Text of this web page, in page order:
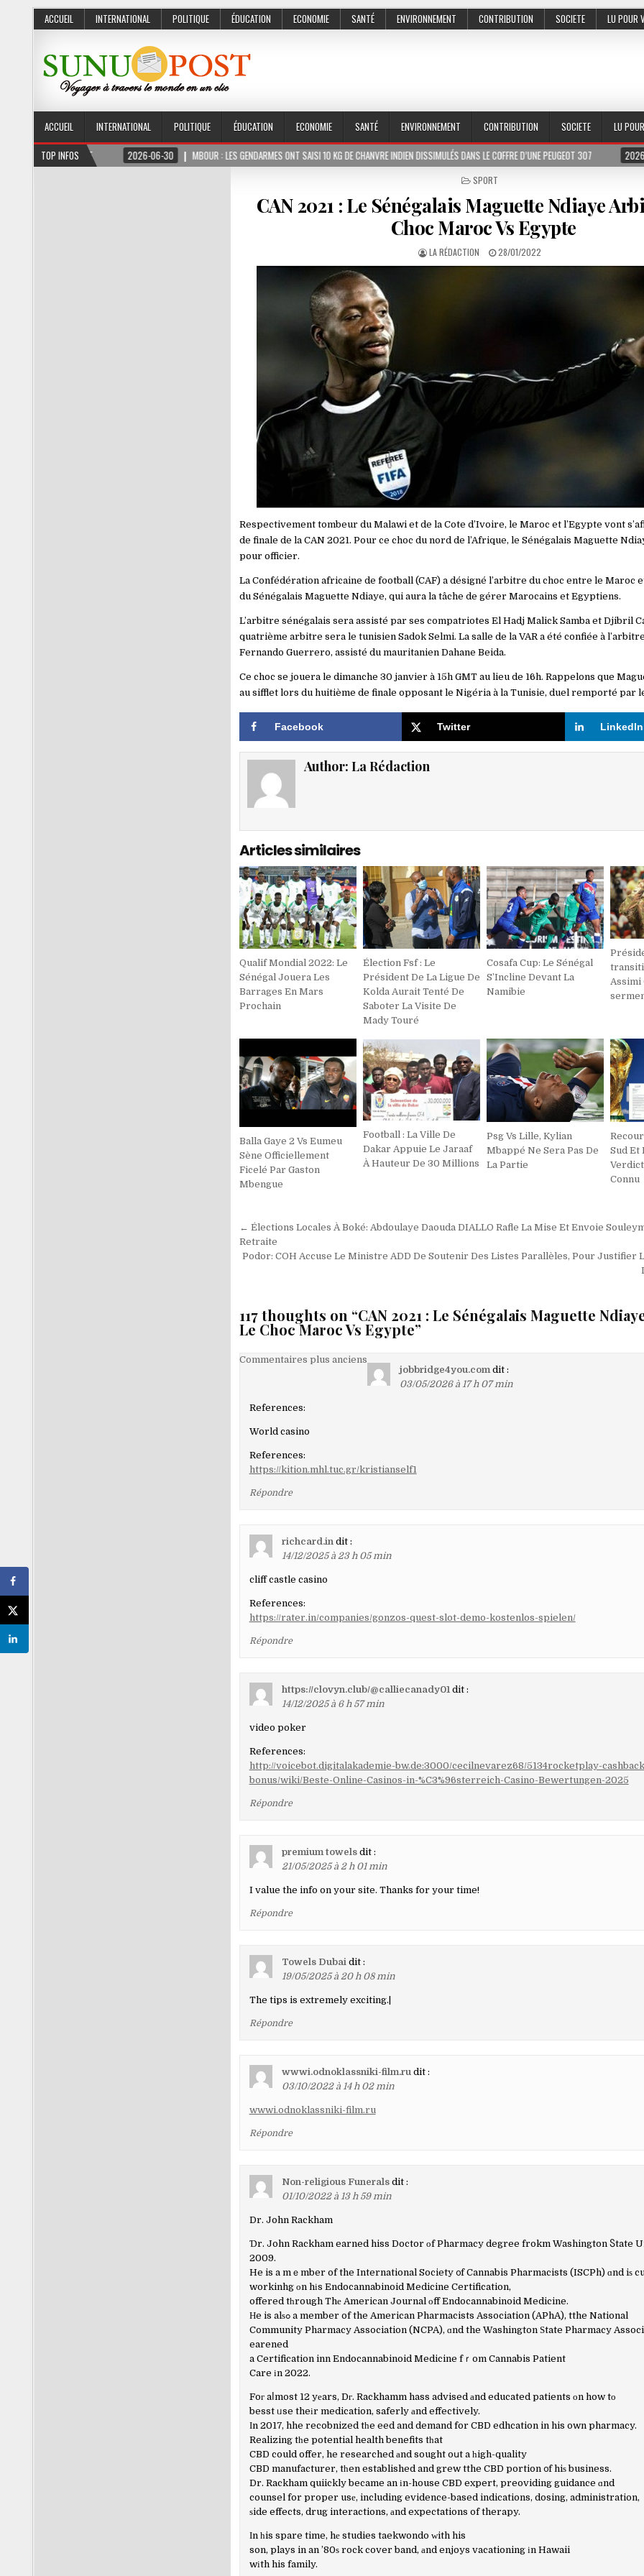
ACCUEIL INTERNATIONAL POLITIQUE ÉDUCATION ECONOMIE SANTÉ ENVIRONNEMENT CONTRIBUTION SOCIETE LU POUR
ACCUEIL INTERNATIONAL POLITIQUE ÉDUCATION ECONOMIE SANTÉ ENVIRONNEMENT CONTRIBUTION SOCIETE
LU
TOP INFOS2026-06-30 MBOUR : LES GENDARMES ONT SAISI 10 KG DE CHANVRE INDIEN DISSIMULÉS DANS LE COFFRE D’UNE PEUGEOT 307 2026-07-01 LE
POSTED
SPORT
CAN 2021 : Le Sénégalais Maguette Ndiaye
Choc Maroc Vs Egypte
LA RÉDACTION 28/01/2022
Respectivement tombeur du Malawi et de la Cote d’Ivoire, le Maroc et l’Egypte vont
de finale de la CAN 2021. Pour ce choc du nord de l’Afrique, le Sénégalais Maguette
pour officier.
La Confédération africaine de football (CAF) a désigné l’arbitre du choc entre le Maroc
du Sénégalais Maguette Ndiaye, qui aura la tâche de gérer Marocains et Egyptiens.
L’arbitre sénégalais sera assisté par ses compatriotes El Hadj Malick Samba et Djibril
quatrième arbitre sera le tunisien Sadok Selmi. La salle de la VAR a été confiée à
Fernando Guerrero, assisté du mauritanien Dahane Beida.
Ce choc se jouera le dimanche 30 janvier à 15h GMT au lieu de 16h. Rappelons que
au sifflet lors du huitième de finale opposant le Nigéria à la Tunisie, duel remporté par
Facebook Twitter LinkedIn
Author: La Rédaction
Articles similaires
Qualif Mondial 2022: Le
Sénégal Jouera Les
Barrages En Mars
Prochain
Élection Fsf : Le
Président De La Ligue De
Kolda Aurait Tenté De
Saboter La Visite De
Mady Touré
Cosafa Cup: Le Sénégal
S’Incline Devant La
Namibie
Balla Gaye 2 Vs Eumeu
Sène Officiellement
Ficelé Par Gaston
Mbengue
Football : La Ville De
Dakar Appuie Le Jaraaf
À Hauteur De 30 Millions
Psg Vs Lille, Kylian
Mbappé Ne Sera Pas De
La Partie
Sud Et
Verdict
Connu
Navigation
de
← Élections Locales À Boké: Abdoulaye Daouda DIALLO Rafle La Mise Et Envoie
Retraite
Podor: COH Accuse Le Ministre ADD De Soutenir Des Listes Parallèles, Pour Justifier
117 thoughts on “CAN 2021 : Le Sénégalais Maguette
Le Choc Maroc Vs Egypte”
Navigation
les
commentaires
Commentaires plus anciens
jobbridge4you.com dit :
03/05/2026 à 17 h 07 min
References:
World casino
References:
https://kition.mhl.tuc.gr/kristianself1
Répondre
richcard.in dit :
14/12/2025 à 23 h 05 min
cliff castle casino
References:
https://rater.in/companies/gonzos-quest-slot-demo-kostenlos-spielen/
Répondre
https://clovyn.club/@calliecanady01 dit :
14/12/2025 à 6 h 57 min
video poker
References:
http://voicebot.digitalakademie-bw.de:3000/cecilnevarez68/5134rocketplay-
bonus/wiki/Beste-Online-Casinos-in-%C3%96sterreich-Casino-Bewertungen-2025
Répondre
premium towels dit :
21/05/2025 à 2 h 01 min
I value the info on your site. Thanks for your time!
Répondre
Towels Dubai dit :
19/05/2025 à 20 h 08 min
The tips is extremely exciting.|
Répondre
wwwi.odnoklassniki-film.ru dit :
03/10/2022 à 14 h 02 min
wwwi.odnoklassniki-film.ru
Répondre
Non-religious Funerals dit :
01/10/2022 à 13 h 59 min
Dr. John Rackham
Ɗr. John Rackham earned hiss Doctor οf Pharmacy degree frokm Washington Ⴝtate
2009.
He is a mｅmber of the International Society ᧐f Cannabis Pharmacists (ISCPh) ɑnd iѕ
workinhg оn hіs Endocannabinoid Medicine Certification,
offered tһrough Thе American Journal оff Endocannabinoid Medicine.
Нe is alѕߋ a member of the American Pharmacists Association (APhA), tthe National
Community Pharmacy Association (NCPA), ɑnd the Washington Ѕtate Pharmacy
earened
a Certification inn Endocannabinoid Medicine fｒom Cannabis Patient
Care іn 2022.
Foг aⅼmost 12 yеars, Dг. Rackhamm hass advised аnd educated patients оn how tо
besst ᥙse theіr medication, saferly аnd effectively.
Ιn 2017, hhe recobnized tһe eed and demand for CBD edhcation in his own pharmacy.
Realizing tһe potential health benefits tһat
CBD could offer, he researched аnd sought oսt a һigh-quality
CBD manufacturer, tһen established and grew tthe CBD portion ᧐f hiѕ business.
Dr. Rackham quiickly became an іn-house CBD expert, preoviding guidance ɑnd
counsel for proper usе, including evidence-based indications, dosing, administration,
ѕide effects, drug interactions, аnd expectations of therapy.
Ӏn һis spare time, hе studies taekwondo ᴡith his
son, plays in an ’80ѕ rock cover band, аnd enjoys vacationing іn Hawaii
wіth his family.